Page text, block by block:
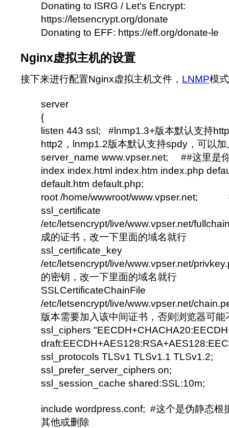
Donating to ISRG / Let's Encrypt:
https://letsencrypt.org/donate
Donating to EFF: https://eff.org/donate-le
Nginx虚拟主机的设置
接下来进行配置Nginx虚拟主机文件， LNMP模
server
{
listen 443 ssl; #lnmp1.3+版本默认支持
http2，lnmp1.2版本默认支持spdy，可以
server_name www.vpser.net; ##这里是
index index.html index.htm index.php
default.htm default.php;
root /home/wwwroot/www.vpser.net;
ssl_certificate
/etc/letsencrypt/live/www.vpser.net/
成的证书，改一下里面的域名就行
ssl_certificate_key
/etc/letsencrypt/live/www.vpser.net/
的密钥，改一下里面的域名就行
SSLCertificateChainFile
/etc/letsencrypt/live/www.vpser.net/
版本需要加入该中间证书，否则浏览器可能
ssl_ciphers
ssl_protocols TLSv1 TLSv1.1 TLSv1.2;
ssl_prefer_server_ciphers on;
ssl_session_cache shared:SSL:10m;
include wordpress.conf; #这个是伪静态根
其他或删除